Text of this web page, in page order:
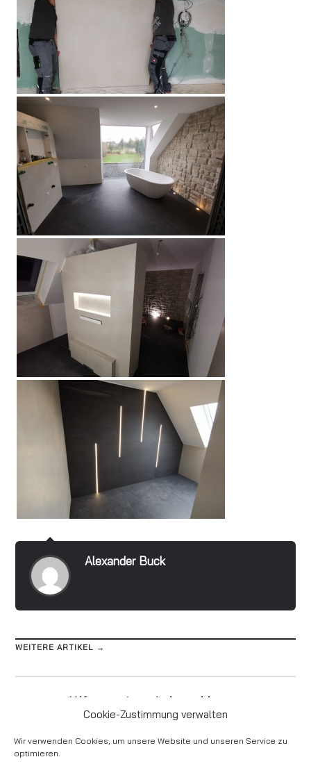
Cookie-Zustimmung verwalten
Wir verwenden Cookies, um unsere Website und unseren Service zu
optimieren.
Alexander Buck
WEITERE ARTIKEL →
Kommentare sind geschlossen